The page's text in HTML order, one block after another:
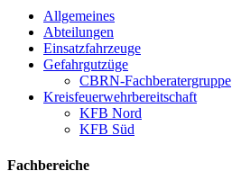
Allgemeines
Abteilungen
Einsatzfahrzeuge
Gefahrgutzüge
CBRN-Fachberatergruppe
Kreisfeuerwehrbereitschaft
KFB Nord
KFB Süd
Fachbereiche